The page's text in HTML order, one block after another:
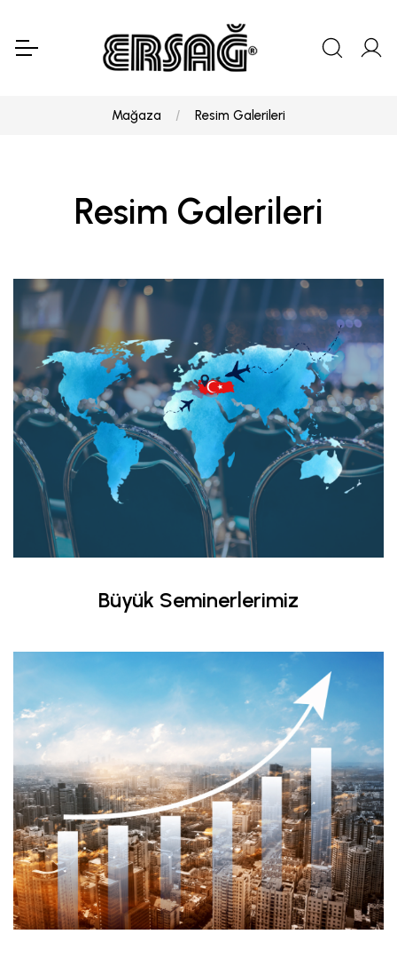
Mağaza Resim Galerileri
Resim Galerileri
Büyük Seminerlerimiz